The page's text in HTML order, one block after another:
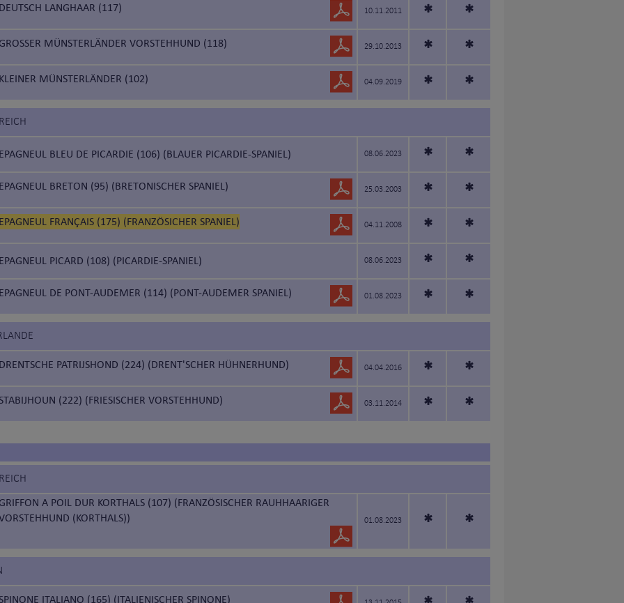
DEUTSCH LANGHAAR (117) 10.11.2011 * *
GROSSER MÜNSTERLÄNDER VORSTEHHUND (118) 29.10.2013 * *
KLEINER MÜNSTERLÄNDER (102) 04.09.2019 * *
EPAGNEUL BLEU DE PICARDIE (106) (BLAUER PICARDIE-SPANIEL) 08.06.2023 * *
EPAGNEUL BRETON (95) (BRETONISCHER SPANIEL) 25.03.2003 * *
EPAGNEUL FRANÇAIS (175) (FRANZÖSICHER SPANIEL) 04.11.2008 * *
EPAGNEUL PICARD (108) (PICARDIE-SPANIEL) 08.06.2023 * *
EPAGNEUL DE PONT-AUDEMER (114) (PONT-AUDEMER SPANIEL) 01.08.2023 * *
DRENTSCHE PATRIJSHOND (224) (DRENT'SCHER HÜHNERHUND) 04.04.2016 * *
(222) (FRIESISCHER VORSTEHHUND) 03.11.2014 * *
GRIFFON A POIL DUR KORTHALS (107) (FRANZÖSISCHER RAUHHAARIGER
(KORTHALS))
01.08.2023 * *
ITALIANO (165) (ITALIENISCHER SPINONE)